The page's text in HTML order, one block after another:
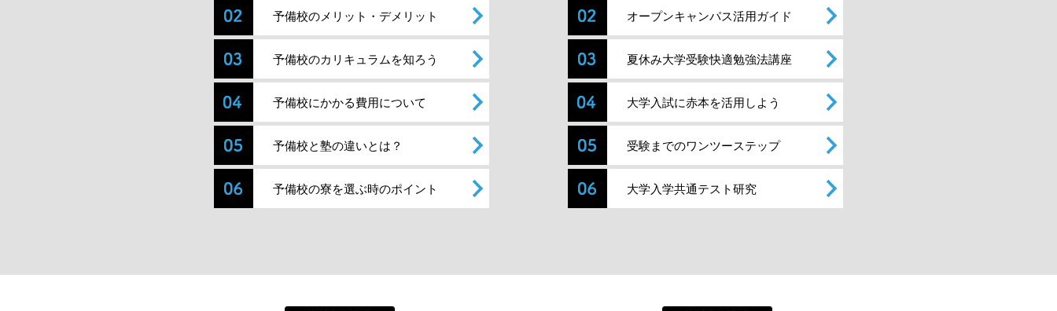
予備校のメリット・デメリット
予備校のカリキュラムを知ろう
予備校にかかる費用について
予備校と塾の違いとは？
予備校の寮を選ぶ時のポイント
オープンキャンパス活用ガイド
夏休み大学受験快適勉強法講座
大学入試に赤本を活用しよう
受験までのワンツーステップ
大学入学共通テスト研究